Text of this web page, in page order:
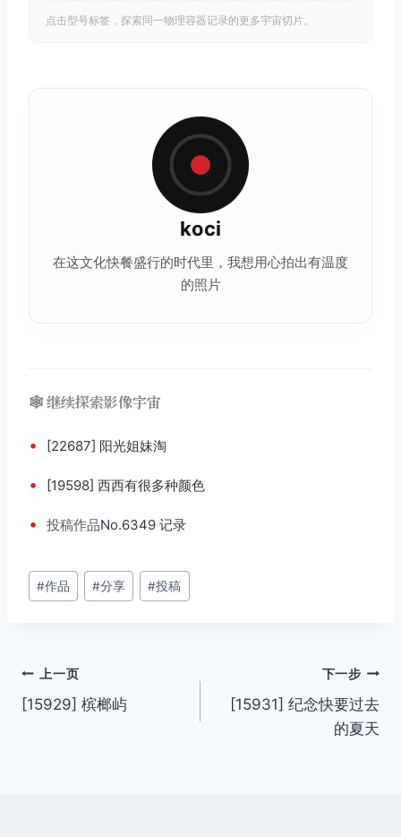
点击型号标签，探索同一物理容器记录的更多宇宙切片。
koci
在这文化快餐盛行的时代里，我想用心拍出有温度
的照片
🕸️ 继续探索影像宇宙
• [22687] 阳光姐妹淘
• [19598] 西西有很多种颜色
• 投稿作品No.6349 记录
文
章
#作品 #分享 #投稿
文
章
上一页
[15929] 槟榔屿
下一步
[15931] 纪念快要过去
的夏天